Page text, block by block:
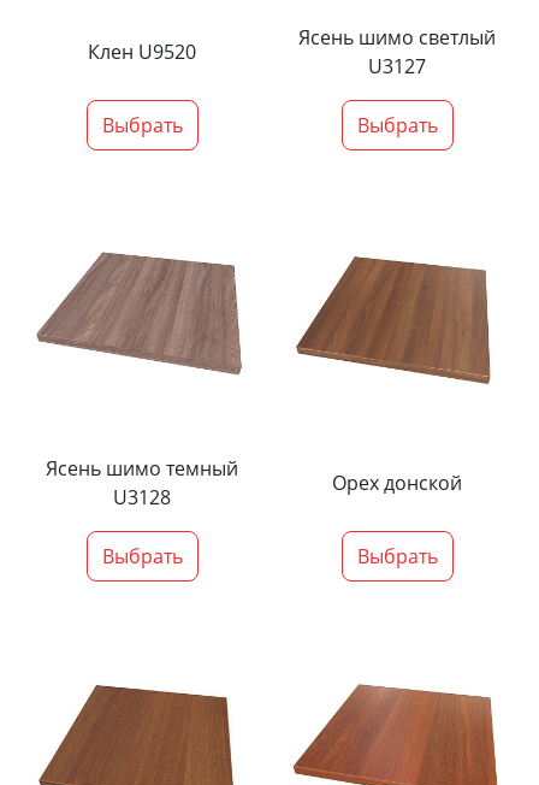
Клен U9520
Выбрать
Ясень шимо светлый
U3127
Выбрать
Ясень шимо темный
U3128
Выбрать
Орех донской
Выбрать